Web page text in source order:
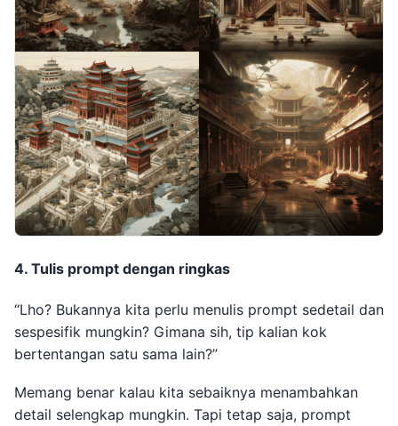
4. Tulis prompt dengan ringkas
“Lho? Bukannya kita perlu menulis prompt sedetail dan
sespesifik mungkin? Gimana sih, tip kalian kok
bertentangan satu sama lain?”
Memang benar kalau kita sebaiknya menambahkan
detail selengkap mungkin. Tapi tetap saja, prompt